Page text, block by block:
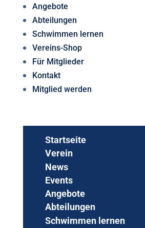
Angebote
Abteilungen
Schwimmen lernen
Vereins-Shop
Für Mitglieder
Kontakt
Mitglied werden
Startseite
Verein
News
Events
Angebote
Abteilungen
Schwimmen lernen